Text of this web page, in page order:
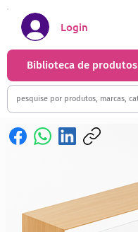
Biblioteca de produtos
Login